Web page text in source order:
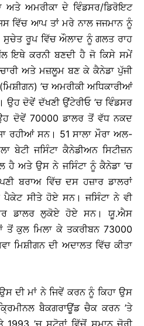
ਅਤੇ ਅਮਰੀਕਾ ਦੇ ਵਿੰਡਸਰ/ਡਿਰੋਇਟ
ਵਿੱਚ ਆਪ ਤਾਂ ਮਰੇ ਨਾਲ ਜਜਮਾਨ ਨੂੰ
ਸੁਚੇਤ ਰੂਪ ਵਿੱਚ ਔਲਾਦ ਨੂੰ ਗਲਤ ਰਾਹ
ਇਥੇ ਕਰਨੀ ਬਣਦੀ ਹੈ ਜੋ ਕਿਸੇ ਸਮੇਂ
ਅਤੇ ਮਜ਼ਲੂਮ ਬਣ ਕੇ ਕੈਨੇਡਾ ਪੁੱਜੀ
’ਚ ਅਮਰੀਕੀ ਅਧਿਕਾਰੀਆਂ
ਉਹ ਦੋਵੇਂ ਦੱਖਣੀ ਉਂਟੇਰੀਓ ’ਚ ਵਿੰਡਸਰ
ਦੋਵੇਂ 70000 ਡਾਲਰ ਤੋਂ ਵੱਧ ਨਕਦ
ਰਹੀਆਂ ਸਨ। 51 ਸਾਲਾ ਮੌਰਾ ਅਲ-
ਬੇਟੀ ਜਸਿੰਟਾ ਕੈਨੇਡੀਅਨ ਸਿਟੀਜ਼ਨ
ਹੈ ਅਤੇ ਉਸ ਨੇ ਜਸਿੰਟਾ ਨੂੰ ਕੈਨੇਡਾ ’ਚ
ਬਰਾਅ ਵਿੱਚ ਦਸ ਹਜ਼ਾਰ ਡਾਲਰਾਂ
ਸੀਤੇ ਹੋਏ ਸਨ। ਜਸਿੰਟਾ ਨੇ ਵੀ
ਡਾਲਰ ਲੁਕੋਏ ਹੋਏ ਸਨ। ਯੂ.ਐਸ
ਤੋਂ ਕੁਲ ਮਿਲਾ ਕੇ ਤਕਰੀਬਨ 73000
ਮਿਸ਼ੀਗਨ ਦੀ ਅਦਾਲਤ ਵਿੱਚ ਕੀਤਾ
ਉਸ ਦੀ ਮਾਂ ਨੇ ਜਿਵੇਂ ਕਰਨ ਨੂੰ ਕਿਹਾ ਉਸ
ਬੈਕਗਰਾਊਂਡ ਚੈਕ ਕਰਨ ’ਤੇ
’ਚ ਸਟੋਰਾਂ ਵਿੱਚੋਂ ਸਮਾਨ ਚੋਰੀ